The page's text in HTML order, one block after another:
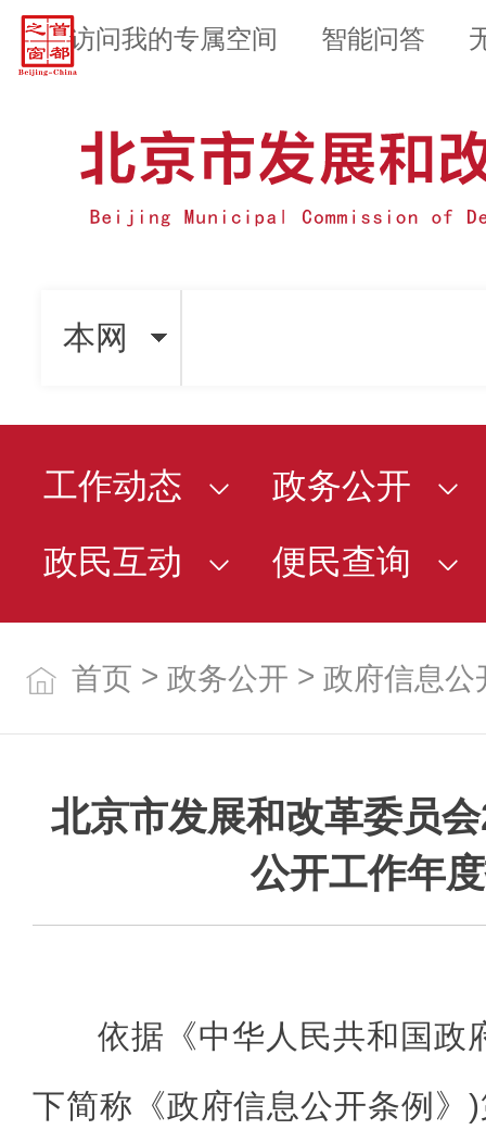
访问我的专属空间 智能问答
本网
工作动态
政务公开
政民互动
便民查询
首页 > 政务公开 > 政府信息公
北京市发展和改革委员
公开工作年
依据《中华人民共和国政
下简称《政府信息公开条例》